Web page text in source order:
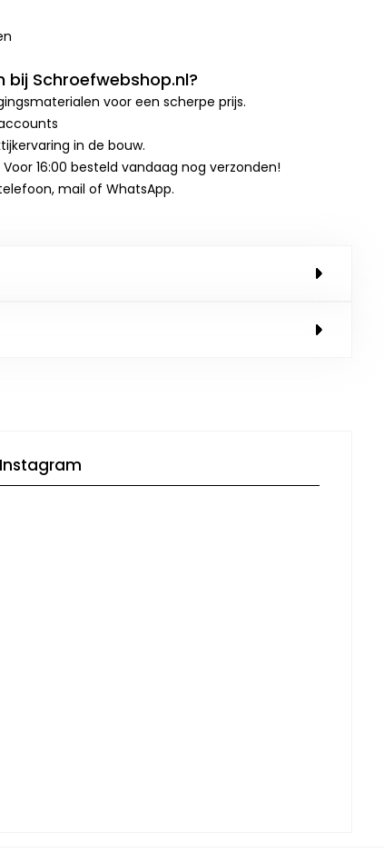
bij Schroefwebshop.nl?
voor een scherpe prijs.
in de bouw.
16:00 besteld vandaag nog verzonden!
mail of WhatsApp.
Instagram